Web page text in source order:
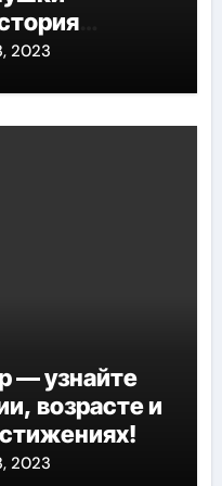
2023
— узнайте
возрасте и
2023